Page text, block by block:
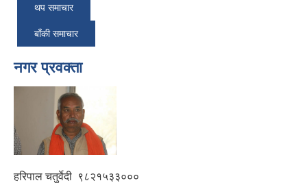
थप समाचार
बाँकी समाचार
नगर प्रवक्ता
हरिपाल चतुर्वेदी ९८२१५३३०००